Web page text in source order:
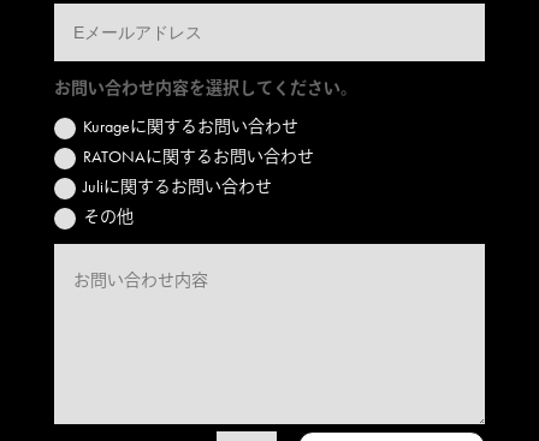
お問い合わせ内容を選択してください。
Kurageに関するお問い合わせ
RATONAに関するお問い合わせ
Juliに関するお問い合わせ
その他